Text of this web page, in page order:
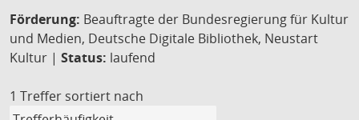
Förderung: Beauftragte der Bundesregierung für Kultur
und Medien, Deutsche Digitale Bibliothek, Neustart
Kultur | Status: laufend
1 Treffer sortiert nach